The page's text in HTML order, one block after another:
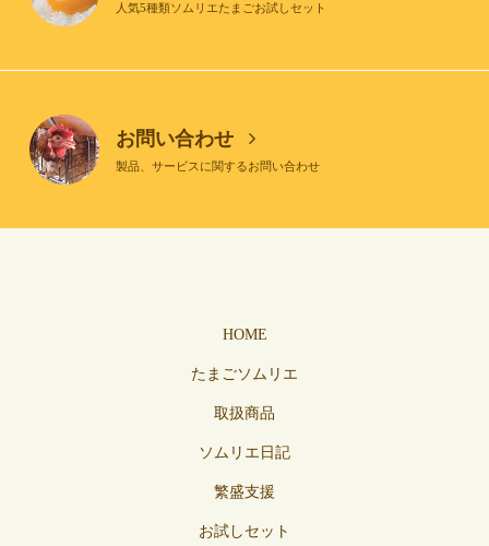
人気5種類ソムリエたまごお試しセット
お問い合わせ
製品、サービスに関するお問い合わせ
HOME
たまごソムリエ
取扱商品
ソムリエ日記
繁盛支援
お試しセット